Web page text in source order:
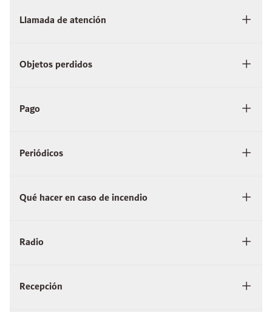
Llamada de atención
Objetos perdidos
Pago
Periódicos
Qué hacer en caso de incendio
Radio
Recepción